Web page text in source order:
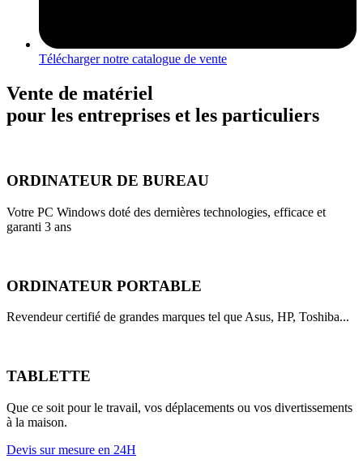
Télécharger notre catalogue de vente
Vente de matériel
pour les entreprises et les particuliers
ORDINATEUR DE BUREAU
Votre PC Windows doté des dernières technologies, efficace et
garanti 3 ans
ORDINATEUR PORTABLE
Revendeur certifié de grandes marques tel que Asus, HP, Toshiba...
TABLETTE
Que ce soit pour le travail, vos déplacements ou vos divertissements
à la maison.
Devis sur mesure en 24H